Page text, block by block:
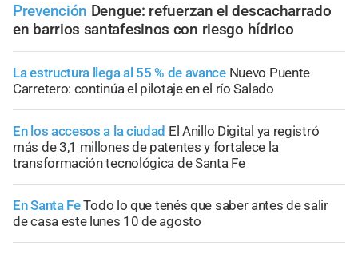
Prevención Dengue: refuerzan el descacharrado
en barrios santafesinos con riesgo hídrico
La estructura llega al 55 % de avance Nuevo Puente
Carretero: continúa el pilotaje en el río Salado
En los accesos a la ciudad El Anillo Digital ya registró
más de 3,1 millones de patentes y fortalece la
transformación tecnológica de Santa Fe
En Santa FeTodo lo que tenés que saber antes de salir
de casa este lunes 10 de agosto